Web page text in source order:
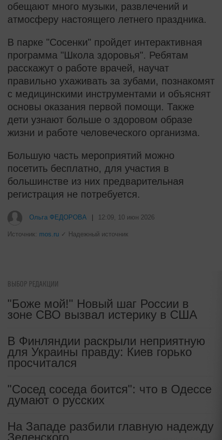
обещают много музыки, развлечений и
атмосферу настоящего летнего праздника.
В парке "Сосенки" пройдет интерактивная
программа "Школа здоровья". Ребятам
расскажут о работе врачей, научат
правильно ухаживать за зубами, познакомят
с медицинскими инструментами и объяснят
основы оказания первой помощи. Также
дети узнают больше о здоровом образе
жизни и работе человеческого организма.
Большую часть мероприятий можно
посетить бесплатно, для участия в
большинстве из них предварительная
регистрация не потребуется.
Скрытые признаки рака: на такое
Канадская гимнастка Беззубенко
призналась, чем ее разочаровала
Москва
Ольга ФЕДОРОВА | 12:09, 10 июн 2026
Источник: mos.ru ✓ Надежный источник
ВЫБОР РЕДАКЦИИ
"Боже мой!" Новый шаг России в
зоне СВО вызвал истерику в США
В Финляндии раскрыли неприятную
для Украины правду: Киев горько
просчитался
"Сосед соседа боится": что в Одессе
думают о русских
На Западе разбили главную надежду
Зеленского